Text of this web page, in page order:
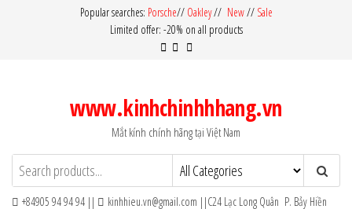
Popular searches: Porsche// Oakley// New// Sale
Limited offer: -20% on all products
www.kinhchinhhhang.vn
Mắt kính chính hãng tại Việt Nam
+84905 94 94 94 ||
kinhhieu.vn@gmail.com ||C24 Lạc Long Quân P. Bảy Hiền